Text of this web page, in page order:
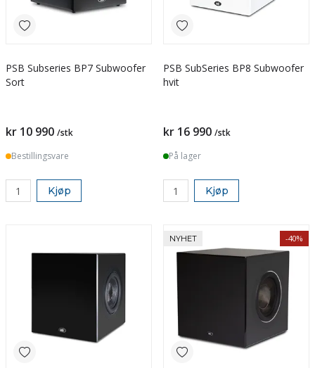
PSB Subseries BP7 Subwoofer
Sort
kr 10 990 /stk
Bestillingsvare
Kjøp
PSB SubSeries BP8 Subwoofer
hvit
kr 16 990 /stk
På lager
Kjøp
NYHET -40%